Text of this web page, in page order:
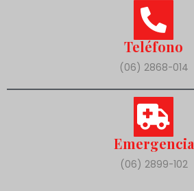
Teléfono
(06) 2868-014
Emergencia
(06) 2899-102